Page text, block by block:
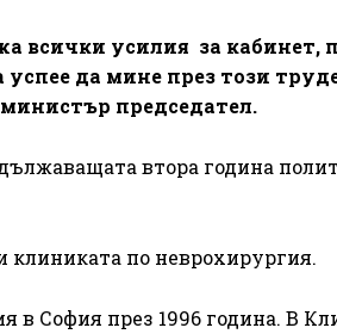
всички усилия за кабинет,
да мине през този
председател.
втора година
клиниката по неврохирургия.
София през 1996 година. В